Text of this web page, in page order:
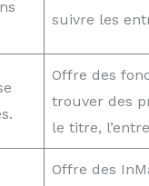
suivre les
Offre des
trouver des
le titre,
Offre des